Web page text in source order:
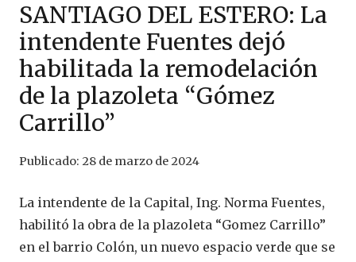
SANTIAGO DEL ESTERO: La
intendente Fuentes dejó
habilitada la remodelación
de la plazoleta “Gómez
Carrillo”
Publicado: 28 de marzo de 2024
La intendente de la Capital, Ing. Norma Fuentes,
habilitó la obra de la plazoleta “Gomez Carrillo”
en el barrio Colón, un nuevo espacio verde que se